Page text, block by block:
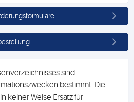
sind
bestimmt. Die
keiner Weise Ersatz für